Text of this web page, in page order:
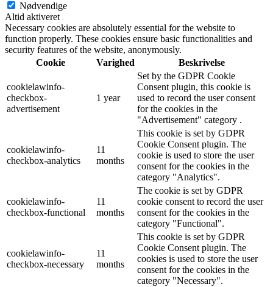
Nødvendige
Altid aktiveret
Necessary cookies are absolutely essential for the website to
function properly. These cookies ensure basic functionalities and
security features of the website, anonymously.
Cookie
Varighed Beskrivelse
cookielawinfo-
checkbox-
advertisement
1 year
Set by the GDPR Cookie
Consent plugin, this cookie is
used to record the user consent
for the cookies in the
"Advertisement" category .
cookielawinfo-
checkbox-analytics
11
months
This cookie is set by GDPR
Cookie Consent plugin. The
cookie is used to store the user
consent for the cookies in the
category "Analytics".
cookielawinfo-
checkbox-functional
11
months
The cookie is set by GDPR
cookie consent to record the user
consent for the cookies in the
category "Functional".
cookielawinfo-
checkbox-necessary
11
months
This cookie is set by GDPR
Cookie Consent plugin. The
cookies is used to store the user
consent for the cookies in the
category "Necessary".